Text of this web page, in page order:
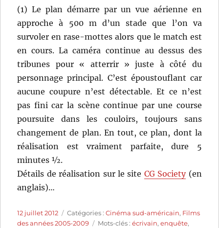
(1) Le plan démarre par un vue aérienne en
approche à 500 m d’un stade que l’on va
survoler en rase-mottes alors que le match est
en cours. La caméra continue au dessus des
tribunes pour « atterrir » juste à côté du
personnage principal. C’est époustouflant car
aucune coupure n’est détectable. Et ce n’est
pas fini car la scène continue par une course
poursuite dans les couloirs, toujours sans
changement de plan. En tout, ce plan, dont la
réalisation est vraiment parfaite, dure 5
minutes ½.
Détails de réalisation sur le site CG Society(en
anglais)…
Publié
le
12 juillet 2012 Catégories
Catégories :Cinéma sud-américain, Films
des années 2005-2009
Étiquettes
Mots-clés :écrivain,enquête,